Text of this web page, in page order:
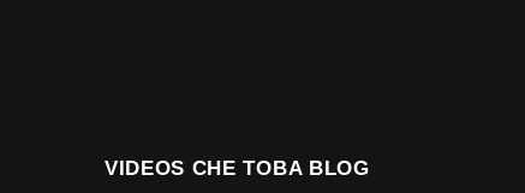
VIDEOS CHE TOBA BLOG